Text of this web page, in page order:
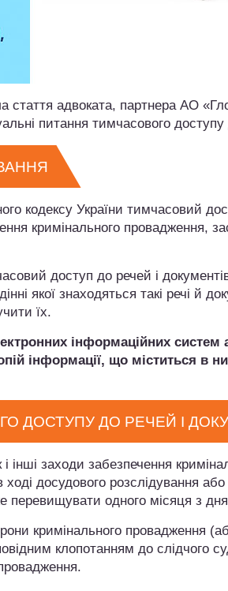
адвоката, партнера АО
питання тимчасового доступу
кодексу України тимчасовий
кримінального провадження,
доступ до речей і
якої знаходяться такі речі й
їх.
інформаційних систем
інформації, що міститься в
ДОСТУПУ ДО РЕЧЕЙ І
інші заходи забезпечення
досудового розслідування
перевищувати одного місяця з дня
кримінального провадження
клопотанням до слідчого